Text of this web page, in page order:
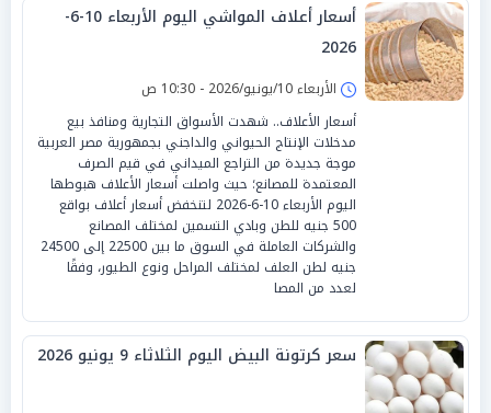
أسعار أعلاف المواشي اليوم الأربعاء 10-6-
2026
الأربعاء 10/يونيو/2026 - 10:30 ص
أسعار الأعلاف.. شهدت الأسواق التجارية ومنافذ بيع
مدخلات الإنتاج الحيواني والداجني بجمهورية مصر العربية
موجة جديدة من التراجع الميداني في قيم الصرف
المعتمدة للمصانع؛ حيث واصلت أسعار الأعلاف هبوطها
اليوم الأربعاء 10-6-2026 لتنخفض أسعار أعلاف بواقع
500 جنيه للطن وبادي التسمين لمختلف المصانع
والشركات العاملة في السوق ما بين 22500 إلى 24500
جنيه لطن العلف لمختلف المراحل ونوع الطيور، وفقًا
لعدد من المصا
سعر كرتونة البيض اليوم الثلاثاء 9 يونيو 2026